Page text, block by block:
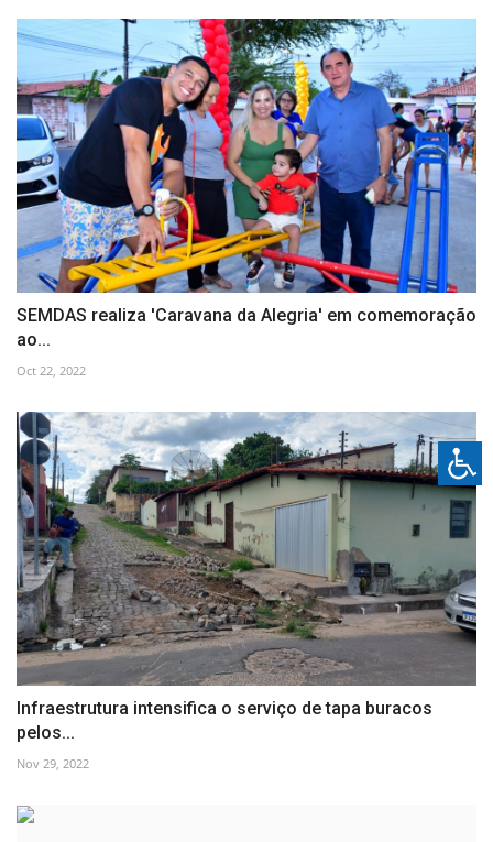
SEMDAS realiza 'Caravana da Alegria' em comemoração
ao...
Oct 22, 2022
Infraestrutura intensifica o serviço de tapa buracos
pelos...
Nov 29, 2022